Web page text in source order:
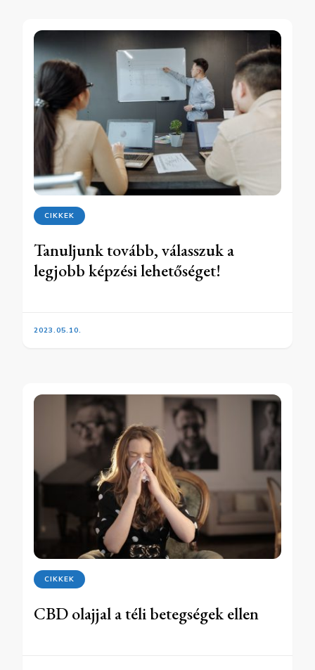
CIKKEK
Tanuljunk tovább, válasszuk a
legjobb képzési lehetőséget!
2023.05.10.
CIKKEK
CBD olajjal a téli betegségek ellen